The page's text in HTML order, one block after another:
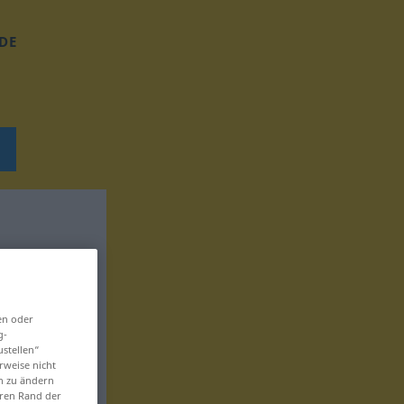
DE
oder
nicht
zu ändern
Rand der